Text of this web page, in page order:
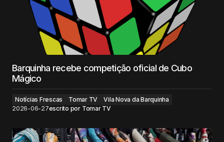
Barquinha recebe competição oficial de Cubo
Mágico
Notícias Frescas Tomar TV
Vila Nova da Barquinha
2026-06-27escrito por Tomar TV